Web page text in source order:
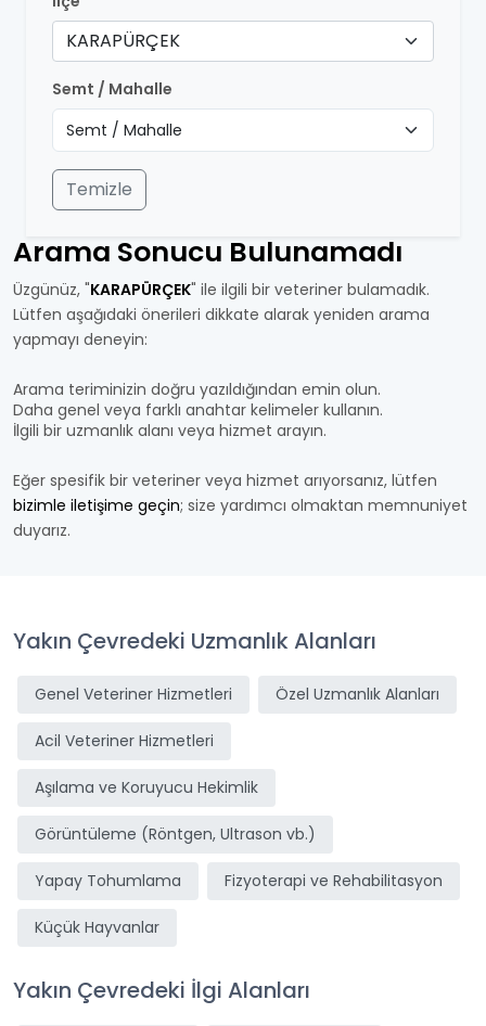
KARAPÜRÇEK
Semt / Mahalle
Temizle
Arama Sonucu Bulunamadı
Üzgünüz, "KARAPÜRÇEK" ile ilgili bir veteriner bulamadık.
Lütfen aşağıdaki önerileri dikkate alarak yeniden arama
yapmayı deneyin:
Arama teriminizin doğru yazıldığından emin olun.
Daha genel veya farklı anahtar kelimeler kullanın.
İlgili bir uzmanlık alanı veya hizmet arayın.
Eğer spesifik bir veteriner veya hizmet arıyorsanız, lütfen
bizimle iletişime geçin; size yardımcı olmaktan memnuniyet
duyarız.
Yakın Çevredeki Uzmanlık Alanları
Genel Veteriner Hizmetleri Özel Uzmanlık Alanları
Acil Veteriner Hizmetleri
Aşılama ve Koruyucu Hekimlik
Görüntüleme (Röntgen, Ultrason vb.)
Yapay Tohumlama Fizyoterapi ve Rehabilitasyon
Küçük Hayvanlar
Yakın Çevredeki İlgi Alanları